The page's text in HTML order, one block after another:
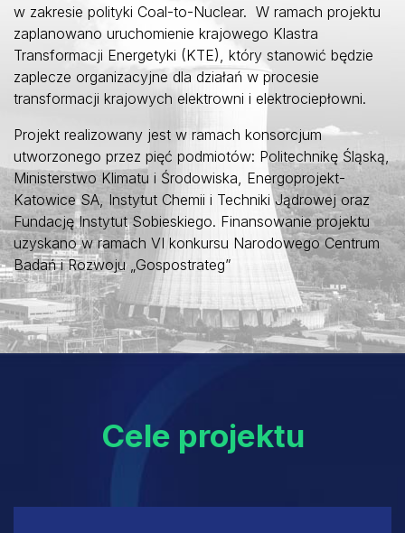
w zakresie polityki Coal-to-Nuclear. W ramach projektu
zaplanowano uruchomienie krajowego Klastra
Transformacji Energetyki (KTE), który stanowić będzie
zaplecze organizacyjne dla działań w procesie
transformacji krajowych elektrowni i elektrociepłowni.
Projekt realizowany jest w ramach konsorcjum
utworzonego przez pięć podmiotów: Politechnikę Śląską,
Ministerstwo Klimatu i Środowiska, Energoprojekt-
Katowice SA, Instytut Chemii i Techniki Jądrowej oraz
Fundację Instytut Sobieskiego. Finansowanie projektu
uzyskano w ramach VI konkursu Narodowego Centrum
Badań i Rozwoju „Gospostrateg”
Cele projektu